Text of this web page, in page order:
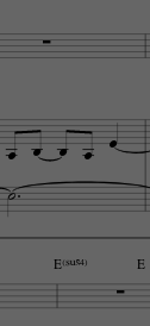

E(“4)

E
    
